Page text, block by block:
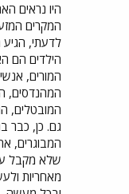
היו נראים
המקרים
לדעתי,
הילדים הם
המורים,
המהנדסים,
המובטלים,
גם. כן, כבר
המבוגרים,
שלא מקבל
מאחריות